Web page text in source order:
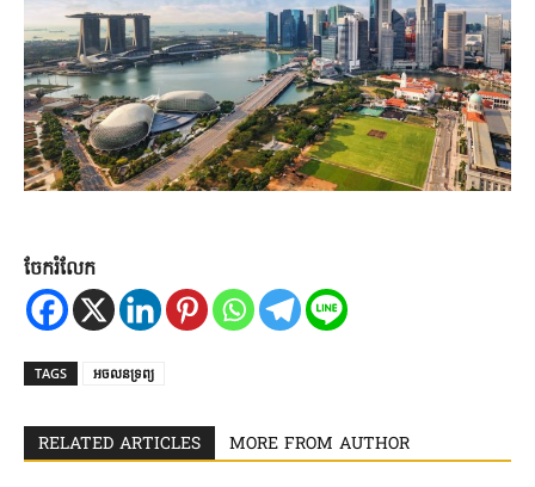
ចែករំលែក
TAGS អចលនទ្រព្យ
RELATED ARTICLES MORE FROM AUTHOR